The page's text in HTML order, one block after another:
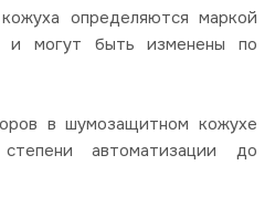
определяются маркой
и могут быть изменены по
в шумозащитном кожухе
автоматизации до